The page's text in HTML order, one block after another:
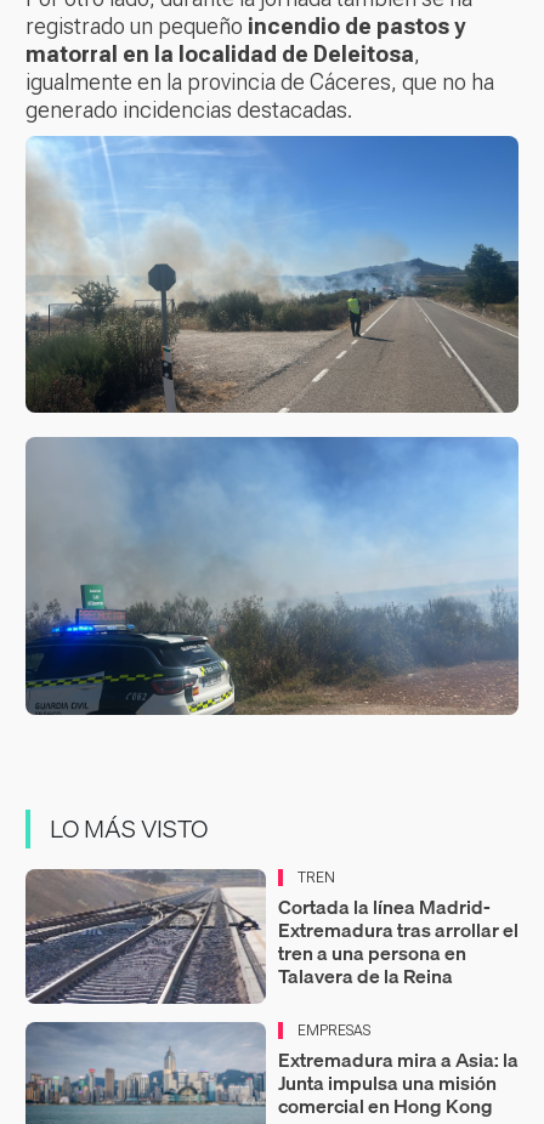
registrado un pequeño incendio de pastos y
matorral en la localidad de Deleitosa,
igualmente en la provincia de Cáceres, que no ha
generado incidencias destacadas.
LO MÁS VISTO
TREN
Cortada la línea Madrid-
Extremadura tras arrollar el
tren a una persona en
Talavera de la Reina
EMPRESAS
Extremadura mira a Asia: la
Junta impulsa una misión
comercial en Hong Kong